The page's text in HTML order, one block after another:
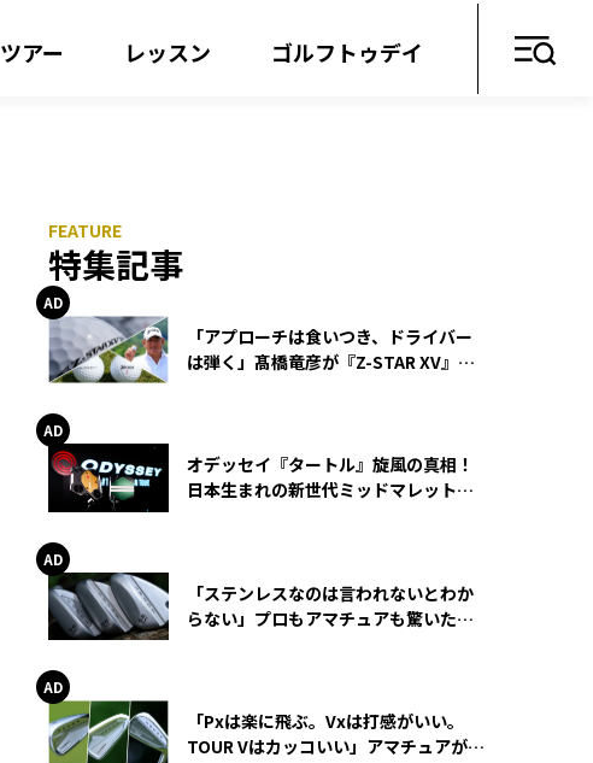
ツアー レッスン ゴルフトゥデイ
特集記事
「アプローチは食いつき、ドライバー
は弾く」髙橋竜彦が『Z-STAR XV』を
オデッセイ『タートル』旋風の真相！
日本生まれの新世代ミッドマレットが
「ステンレスなのは言われないとわか
らない」プロもアマチュアも驚いた
「Pxは楽に飛ぶ。Vxは打感がいい。
TOUR Vはカッコいい」アマチュアが選